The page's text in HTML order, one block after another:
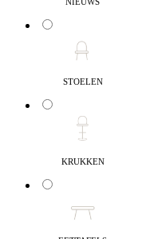
STOELEN
KRUKKEN